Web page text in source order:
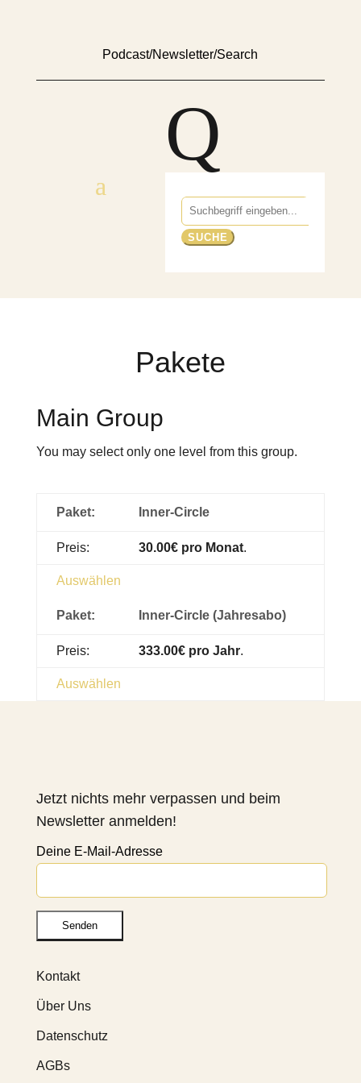
Podcast/Newsletter/Search
Q
Suchen
nach:
Pakete
Main Group
You may select only one level from this group.
Inner-Circle
30.00€ pro Monat.
Auswählen
Inner-Circle (Jahresabo)
333.00€ pro Jahr.
Auswählen
Jetzt nichts mehr verpassen und beim
Newsletter anmelden!
Deine E-Mail-Adresse
Kontakt
Über Uns
Datenschutz
AGBs